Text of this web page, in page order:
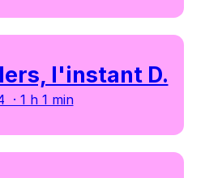
l'instant D.
· 1 h 1 min